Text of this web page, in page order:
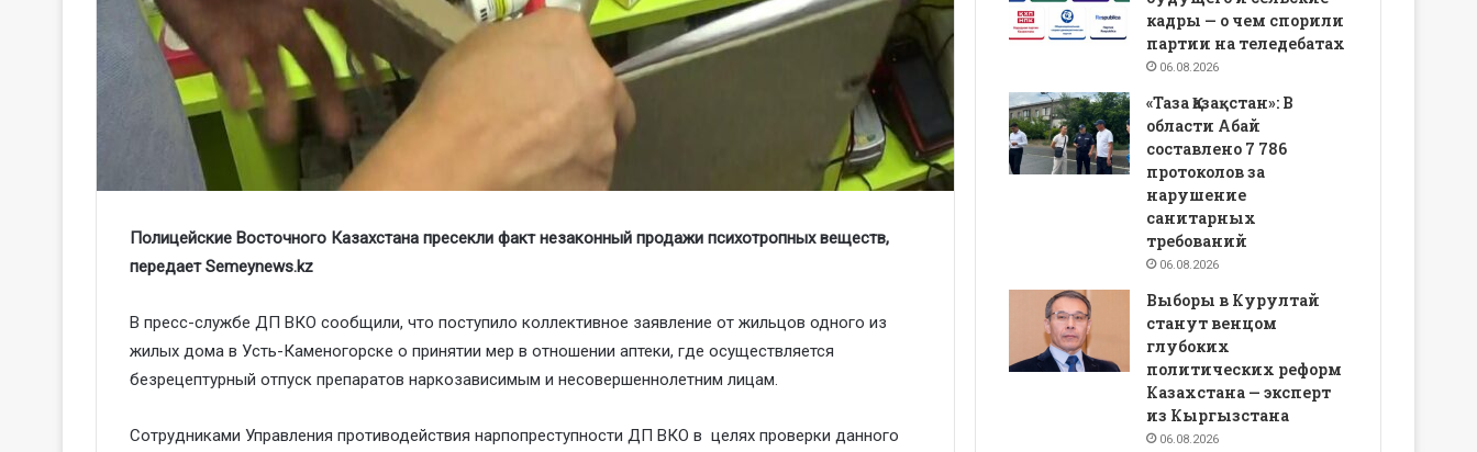
Полицейские Восточного Казахстана пресекли факт незаконный продажи психотропных веществ,
передаетSemeynews.kz
В пресс-службе ДП ВКО сообщили, что поступило коллективное заявление от жильцов одного из
жилых дома в Усть-Каменогорске о принятии мер в отношении аптеки, где осуществляется
безрецептурный отпуск препаратов наркозависимым и несовершеннолетним лицам.
Сотрудниками Управления противодействия нарпопреступности ДП ВКО в целях проверки данного
кадры — о чем спорили
партии на теледебатах
06.08.2026
«Таза Қазақстан»: В
области Абай
составлено 7 786
протоколов за
нарушение
санитарных
требований
06.08.2026
Выборы в Курултай
станут венцом
глубоких
политических реформ
Казахстана — эксперт
из Кыргызстана
06.08.2026